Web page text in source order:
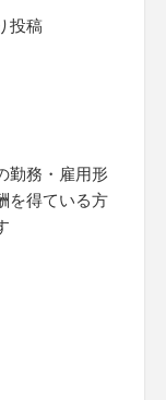
投稿
勤務・雇用形
を得ている方